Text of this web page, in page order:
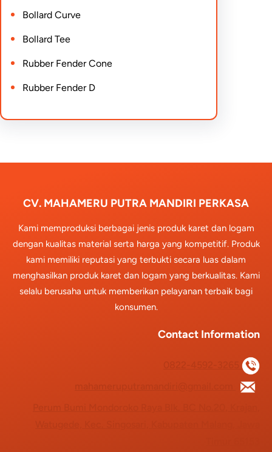
Bollard Curve
Bollard Tee
Rubber Fender Cone
Rubber Fender D
CV. MAHAMERU PUTRA MANDIRI PERKASA
Kami memproduksi berbagai jenis produk karet dan logam
dengan kualitas material serta harga yang kompetitif. Produk
kami memiliki reputasi yang terbukti secara luas dalam
menghasilkan produk karet dan logam yang berkualitas. Kami
selalu berusaha untuk memberikan pelayanan terbaik bagi
konsumen.
Contact Information